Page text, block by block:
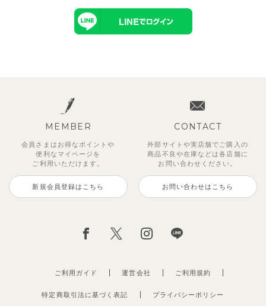
MEMBER
会員さまはお得なポイントや
便利な マイページを
ご利用いただけます。
新規会員登録はこちら
CONTACT
外部サイトや実店舗でご購入の
商品不良や在庫などは各店舗に
お問い合わせください。
お問い合わせはこちら
ご利用ガイド 運営会社
特定商取引法に基づく表記 プライバシーポリシー
ご利用規約